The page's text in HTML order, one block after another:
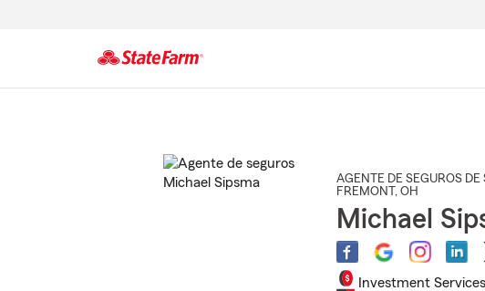
AGENTE DE SEGUROS DE
FREMONT , OH
Michael
Investment Services